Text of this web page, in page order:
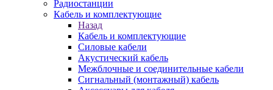
Радиостанции
Кабель и комплектующие
Назад
Кабель и комплектующие
Силовые кабели
Акустический кабель
Межблочные и соединительные кабели
Сигнальный (монтажный) кабель